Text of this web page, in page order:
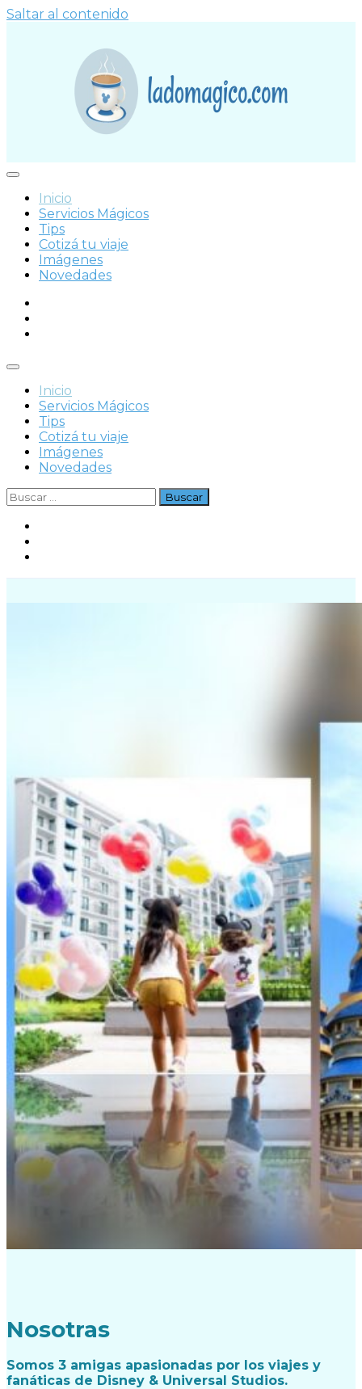
Saltar al contenido
Lado Mágico
¡Viajamos por el mundo y tenemos experiencia
Inicio
Servicios Mágicos
Tips
Cotizá tu viaje
Imágenes
Novedades
Inicio
Servicios Mágicos
Tips
Cotizá tu viaje
Imágenes
Novedades
Buscar:
Nosotras
Somos 3 amigas apasionadas por los viajes y
fanáticas de Disney & Universal Studios.